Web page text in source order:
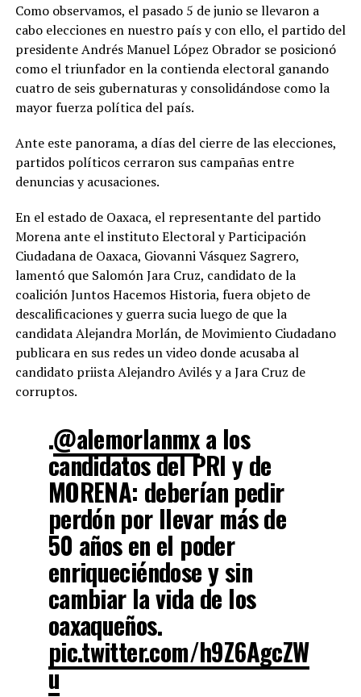
Como observamos, el pasado 5 de junio se llevaron a
cabo elecciones en nuestro país y con ello, el partido del
presidente Andrés Manuel López Obrador se posicionó
como el triunfador en la contienda electoral ganando
cuatro de seis gubernaturas y consolidándose como la
mayor fuerza política del país.
Ante este panorama, a días del cierre de las elecciones,
partidos políticos cerraron sus campañas entre
denuncias y acusaciones.
En el estado de Oaxaca, el representante del partido
Morena ante el instituto Electoral y Participación
Ciudadana de Oaxaca, Giovanni Vásquez Sagrero,
lamentó que Salomón Jara Cruz, candidato de la
coalición Juntos Hacemos Historia, fuera objeto de
descalificaciones y guerra sucia luego de que la
candidata Alejandra Morlán, de Movimiento Ciudadano
publicara en sus redes un video donde acusaba al
candidato priista Alejandro Avilés y a Jara Cruz de
corruptos.
.@alemorlanmxa los
candidatos del PRI y de
MORENA: deberían pedir
perdón por llevar más de
50 años en el poder
enriqueciéndose y sin
cambiar la vida de los
oaxaqueños.
pic.twitter.com/h9Z6AgcZW
u